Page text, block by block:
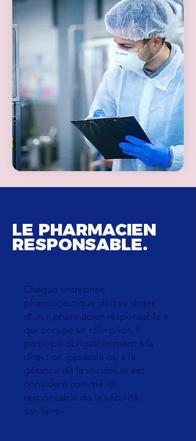
LE PHARMACIEN
RESPONSABLE.
Chaque entreprise
pharmaceutique doit se doter
d’un « pharmacien responsable »
qui occupe un rôle pivot. Il
participe obligatoirement à la
direction générale ou à la
gérance de la société et est
considéré comme «le
responsable de la sécurité
sanitaire».